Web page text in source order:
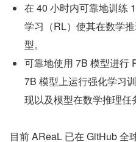
在 40 小时内可靠地训练
学习（RL）使其在数学
型。
可靠地使用 7B 模型进行
7B 模型上运行强化学习
现以及模型在数学推理任
目前 AReaL 已在 GitHub 全